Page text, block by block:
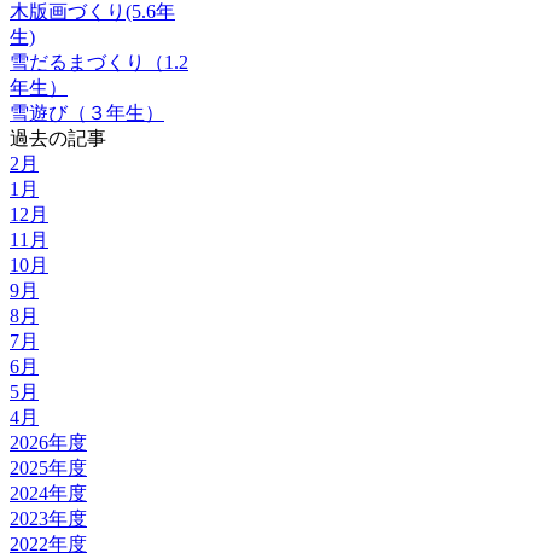
木版画づくり(5.6年
生)
雪だるまづくり（1.2
年生）
雪遊び（３年生）
過去の記事
2月
1月
12月
11月
10月
9月
8月
7月
6月
5月
4月
2026年度
2025年度
2024年度
2023年度
2022年度